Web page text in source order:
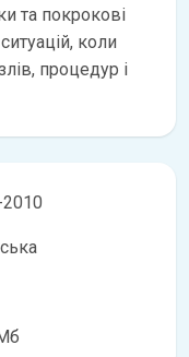
та покрокові
коли
процедур і